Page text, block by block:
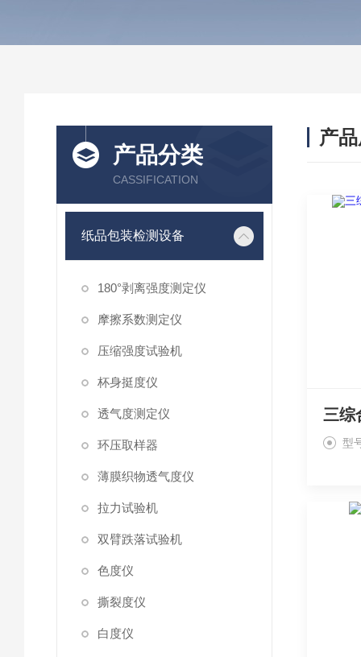
产品分类
CASSIFICATION
纸品包装检测设备
180°剥离强度测定仪
摩擦系数测定仪
压缩强度试验机
杯身挺度仪
透气度测定仪
环压取样器
薄膜织物透气度仪
拉力试验机
双臂跌落试验机
色度仪
撕裂度仪
白度仪
产
型